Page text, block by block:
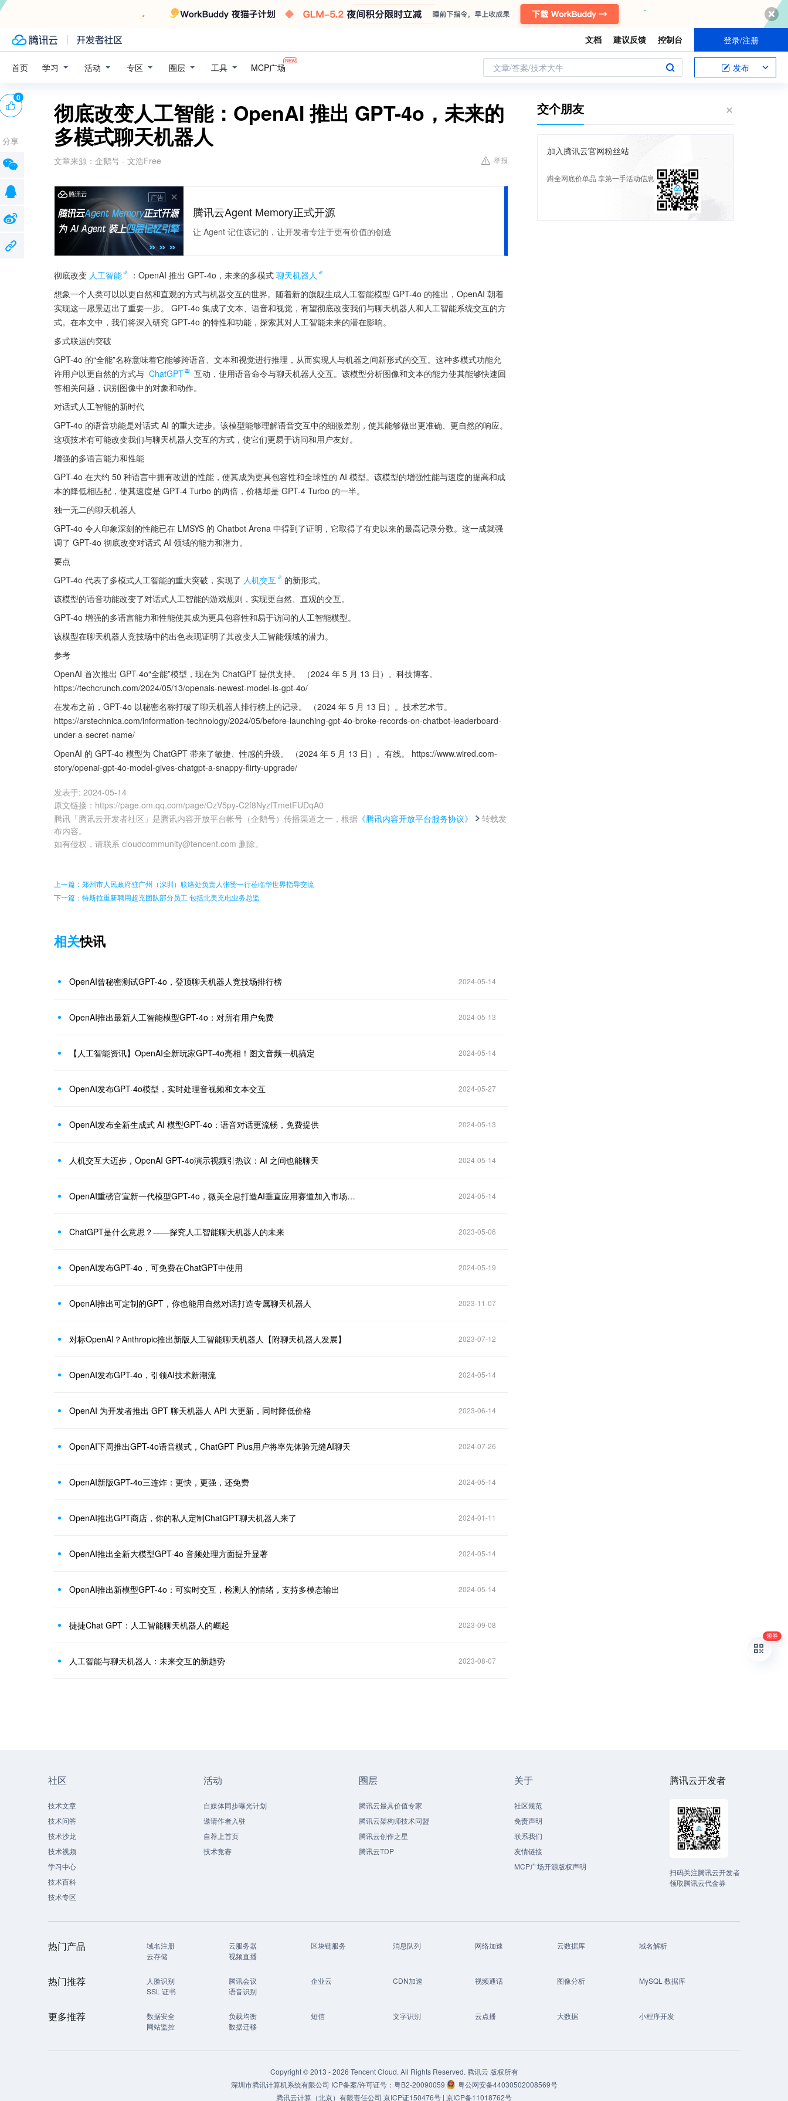
文档 建议反馈 控制台 登录/注册
首页 学习 活动 专区 圈层 工具 MCP广场 文章/答案/技术大牛 发布
彻底改变人工智能：OpenAI 推出 GPT-4o，未来的
多模式聊天机器人
文章来源： 企鹅号 - 文浩Free 举报
广告
腾讯云Agent Memory正式开源
让 Agent 记住该记的，让开发者专注于更有价值的创造
彻底改变 人工智能 ：OpenAI 推出 GPT-4o，未来的多模式 聊天机器人
想象一个人类可以以更自然和直观的方式与机器交互的世界。随着新的旗舰生成人工智能模型 GPT-4o 的推出，OpenAI 朝着
实现这一愿景迈出了重要一步。 GPT-4o 集成了文本、语音和视觉，有望彻底改变我们与聊天机器人和人工智能系统交互的方
式。在本文中，我们将深入研究 GPT-4o 的特性和功能，探索其对人工智能未来的潜在影响。
多式联运的突破
GPT-4o 的“全能”名称意味着它能够跨语音、文本和视觉进行推理，从而实现人与机器之间新形式的交互。这种多模式功能允
许用户以更自然的方式与 ChatGPT
互动，使用语音命令与聊天机器人交互。该模型分析图像和文本的能力使其能够快速回
答相关问题，识别图像中的对象和动作。
对话式人工智能的新时代
GPT-4o 的语音功能是对话式 AI 的重大进步。该模型能够理解语音交互中的细微差别，使其能够做出更准确、更自然的响应。
这项技术有可能改变我们与聊天机器人交互的方式，使它们更易于访问和用户友好。
增强的多语言能力和性能
GPT-4o 在大约 50 种语言中拥有改进的性能，使其成为更具包容性和全球性的 AI 模型。该模型的增强性能与速度的提高和成
本的降低相匹配，使其速度是 GPT-4 Turbo 的两倍，价格却是 GPT-4 Turbo 的一半。
独一无二的聊天机器人
GPT-4o 令人印象深刻的性能已在 LMSYS 的 Chatbot Arena 中得到了证明，它取得了有史以来的最高记录分数。这一成就强
调了 GPT-4o 彻底改变对话式 AI 领域的能力和潜力。
要点
GPT-4o 代表了多模式人工智能的重大突破，实现了 人机交互
的新形式。
该模型的语音功能改变了对话式人工智能的游戏规则，实现更自然、直观的交互。
GPT-4o 增强的多语言能力和性能使其成为更具包容性和易于访问的人工智能模型。
该模型在聊天机器人竞技场中的出色表现证明了其改变人工智能领域的潜力。
参考
OpenAI 首次推出 GPT-4o“全能”模型，现在为 ChatGPT 提供支持。 （2024 年 5 月 13 日）。科技博客。
https://techcrunch.com/2024/05/13/openais-newest-model-is-gpt-4o/
在发布之前，GPT-4o 以秘密名称打破了聊天机器人排行榜上的记录。 （2024 年 5 月 13 日）。技术艺术节。
https://arstechnica.com/information-technology/2024/05/before-launching-gpt-4o-broke-records-on-chatbot-leaderboard-
under-a-secret-name/
OpenAI 的 GPT-4o 模型为 ChatGPT 带来了敏捷、性感的升级。 （2024 年 5 月 13 日）。有线。 https://www.wired.com-
story/openai-gpt-4o-model-gives-chatgpt-a-snappy-flirty-upgrade/
发表于: 2024-05-14
原文链接 ： https://page.om.qq.com/page/OzV5py-C2f8NyzfTmetFUDqA0
腾讯「腾讯云开发者社区」是腾讯内容开放平台帐号（企鹅号）传播渠道之一，根据 《腾讯内容开放平台服务协议》
转载发
布内容。
如有侵权，请联系 cloudcommunity@tencent.com 删除。
0
分享
上一篇：郑州市人民政府驻广州（深圳）联络处负责人张赞一行莅临华世界指导交流
下一篇：特斯拉重新聘用超充团队部分员工 包括北美充电业务总监
相关快讯
OpenAI曾秘密测试GPT-4o，登顶聊天机器人竞技场排行榜 2024-05-14
OpenAI推出最新人工智能模型GPT-4o：对所有用户免费 2024-05-13
【人工智能资讯】OpenAI全新玩家GPT-4o亮相！图文音频一机搞定 2024-05-14
OpenAI发布GPT-4o模型，实时处理音视频和文本交互 2024-05-27
OpenAI发布全新生成式 AI 模型GPT-4o：语音对话更流畅，免费提供 2024-05-13
人机交互大迈步，OpenAI GPT-4o演示视频引热议：AI 之间也能聊天 2024-05-14
OpenAI重磅官宣新一代模型GPT-4o，微美全息打造AI垂直应用赛道加入市场竞争 2024-05-14
ChatGPT是什么意思？——探究人工智能聊天机器人的未来 2023-05-06
OpenAI发布GPT-4o，可免费在ChatGPT中使用 2024-05-19
OpenAI推出可定制的GPT，你也能用自然对话打造专属聊天机器人 2023-11-07
对标OpenAI？Anthropic推出新版人工智能聊天机器人【附聊天机器人发展】 2023-07-12
OpenAI发布GPT-4o，引领AI技术新潮流 2024-05-14
OpenAI 为开发者推出 GPT 聊天机器人 API 大更新，同时降低价格 2023-06-14
OpenAI下周推出GPT-4o语音模式，ChatGPT Plus用户将率先体验无缝AI聊天 2024-07-26
OpenAI新版GPT-4o三连炸：更快，更强，还免费 2024-05-14
OpenAI推出GPT商店，你的私人定制ChatGPT聊天机器人来了 2024-01-11
OpenAI推出全新大模型GPT-4o 音频处理方面提升显著 2024-05-14
OpenAI推出新模型GPT-4o：可实时交互，检测人的情绪，支持多模态输出 2024-05-14
捷捷Chat GPT：人工智能聊天机器人的崛起 2023-09-08
人工智能与聊天机器人：未来交互的新趋势 2023-08-07
交个朋友
加入腾讯云官网粉丝站
蹲全网底价单品 享第一手活动信息
社区
技术文章
技术问答
技术沙龙
技术视频
学习中心
技术百科
技术专区
活动
自媒体同步曝光计划
邀请作者入驻
自荐上首页
技术竞赛
圈层
腾讯云最具价值专家
腾讯云架构师技术同盟
腾讯云创作之星
腾讯云TDP
关于
社区规范
免责声明
联系我们
友情链接
MCP广场开源版权声明
腾讯云开发者
扫码关注腾讯云开发者
领取腾讯云代金券
热门产品 域名注册 云服务器 区块链服务 消息队列 网络加速 云数据库
域名解析
云存储
视频直播
热门推荐 人脸识别 腾讯会议 企业云 CDN加速 视频通话 图像分析
MySQL 数据库
SSL 证书
语音识别
更多推荐 数据安全 负载均衡 短信 文字识别 云点播 大数据
小程序开发
网站监控
数据迁移
Copyright © 2013 -2026 Tencent Cloud. All Rights Reserved. 腾讯云 版权所有
深圳市腾讯计算机系统有限公司 ICP备案/许可证号： 粤B2-20090059
粤公网安备44030502008569号
腾讯云计算（北京）有限责任公司 京ICP证150476号 | 京ICP备11018762号
领券